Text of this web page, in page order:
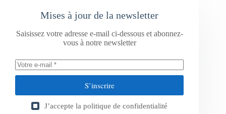
Mises à jour de la newsletter
Saisissez votre adresse e-mail ci-dessous et abonnez-
vous à notre newsletter
S’inscrire
J’accepte la politique de confidentialité